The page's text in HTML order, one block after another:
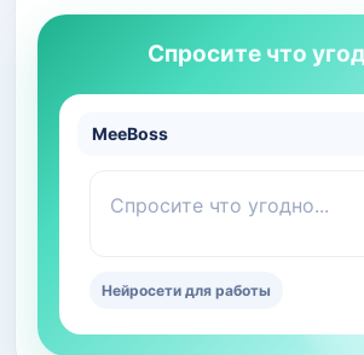
Спросите что
MeeBoss
Спросите что угодно...
Нейросети для работы